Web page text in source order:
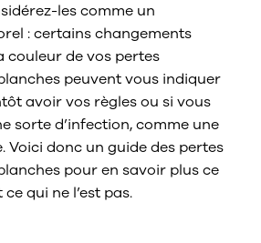
les comme un
: certains changements
couleur de vos pertes
peuvent vous indiquer
avoir vos règles ou si vous
sorte d’infection, comme une
Voici donc un guide des pertes
pour en savoir plus ce
qui ne l’est pas.